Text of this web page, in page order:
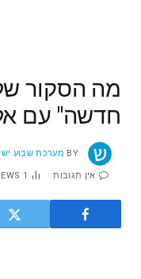
מה הסקור
חדשה" עם
BY מערכת שבוע
אין תגובות 1